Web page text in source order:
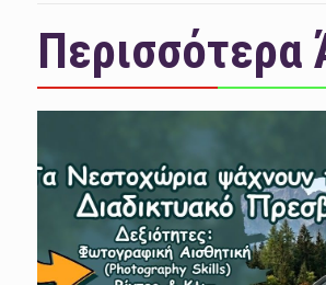
Περισσότερα